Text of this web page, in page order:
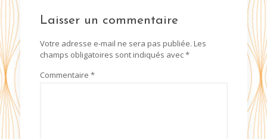
Laisser un commentaire
Votre adresse e-mail ne sera pas publiée. Les
champs obligatoires sont indiqués avec*
Commentaire *